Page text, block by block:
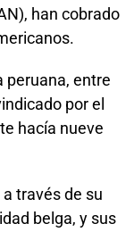
han cobrado
peruana, entre
por el
hacía nueve
través de su
belga, y sus